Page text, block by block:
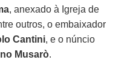
, anexado à Igreja de
outros, o embaixador
Cantini, e o núncio
Musarò.